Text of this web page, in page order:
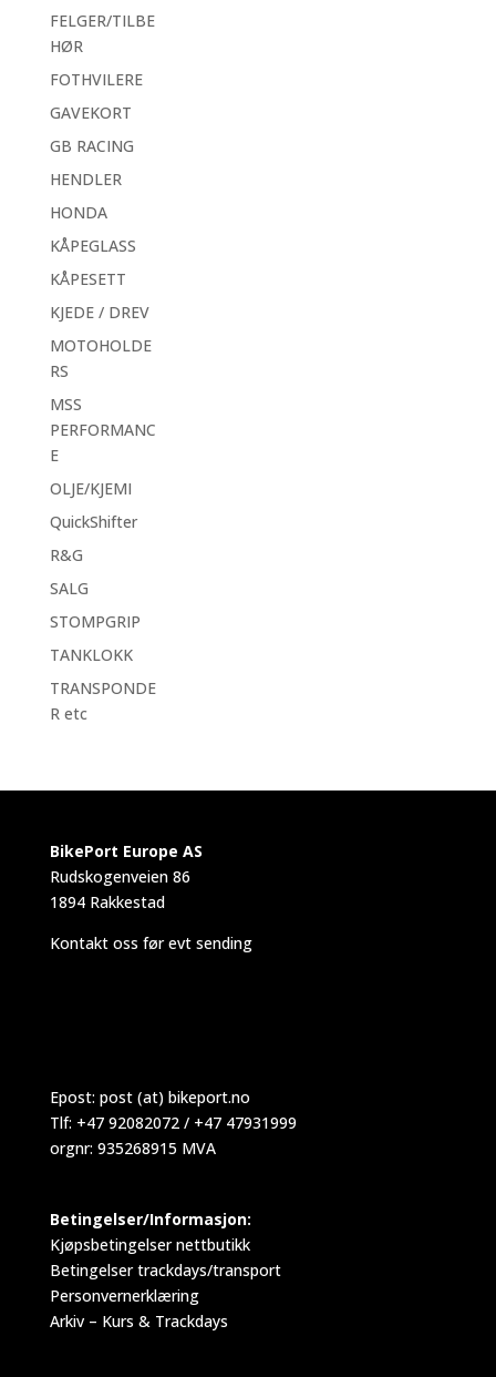
FELGER/TILBE
HØR
FOTHVILERE
GAVEKORT
GB RACING
HENDLER
HONDA
KÅPEGLASS
KÅPESETT
KJEDE / DREV
MOTOHOLDE
RS
MSS
PERFORMANC
E
OLJE/KJEMI
QuickShifter
R&G
SALG
STOMPGRIP
TANKLOKK
TRANSPONDE
R etc
BikePort Europe AS
Rudskogenveien 86
1894 Rakkestad
Kontakt oss før evt sending
Epost: post (at) bikeport.no
Tlf: +47 92082072 / +47 47931999
orgnr: 935268915 MVA
Betingelser/Informasjon:
Kjøpsbetingelser nettbutikk
Betingelser trackdays/transport
Personvernerklæring
Arkiv – Kurs & Trackdays